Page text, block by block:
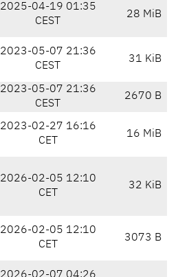
2025-04-19 01:35
CEST
28 MiB
2023-05-07 21:36
CEST
31 KiB
2023-05-07 21:36
CEST
2670 B
2023-02-27 16:16
CET
16 MiB
2026-02-05 12:10
CET
32 KiB
2026-02-05 12:10
CET
3073 B